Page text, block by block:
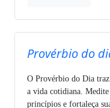
Provérbio do
O Provérbio do Dia traz
a vida cotidiana. Medite
princípios e fortaleça